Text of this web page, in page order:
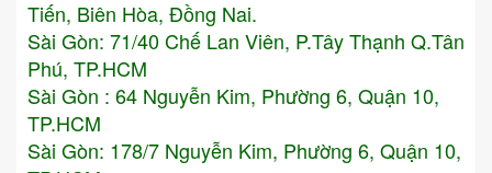
Tiến, Biên Hòa, Đồng Nai.
Sài Gòn: 71/40 Chế Lan Viên, P.Tây Thạnh Q.Tân
Phú, TP.HCM
Sài Gòn : 64 Nguyễn Kim, Phường 6, Quận 10,
TP.HCM
Sài Gòn: 178/7 Nguyễn Kim, Phường 6, Quận 10,